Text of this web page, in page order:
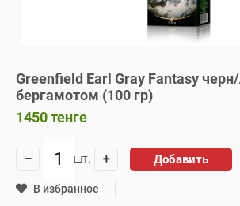
Greenfield Earl Gray Fantasy
бергамотом (100 гр)
1450тенге
шт. Добавить
В избранное